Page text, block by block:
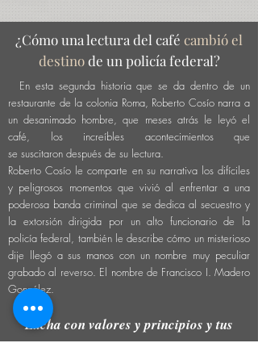
¿Cómo una lectura del café cambió el
destinode un policía federal?
En esta segunda historia que se da dentro de un
restaurante de la colonia Roma, Roberto Cosío narra a
un desanimado hombre, que meses atrásle leyóel
café, los increíbles acontecimientosque
se suscitaron después de su lectura.
Roberto Cosío le comparte en su narrativa los difíciles
y peligrosos momentos que vivió al enfrentara una
poderosa banda criminal que se dedica al secuestro y
la extorsión dirigida por un alto funcionario de la
policía federal, tambiénledescribe cómo un misterioso
dije llegó a sus manos con un nombre muy peculiar
grabado al reverso. El nombre de Francisco I. Madero
González.
Lucha con valores y principios y tus